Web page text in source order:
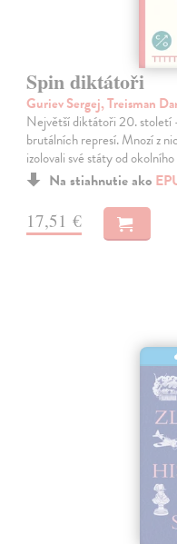
Spin diktátoři
Guriev Sergej, Treisman
Největší diktátoři 20. století
brutálních represí. Mnozí z
izolovali své státy od
Na stiahnutie ako
17,51 €